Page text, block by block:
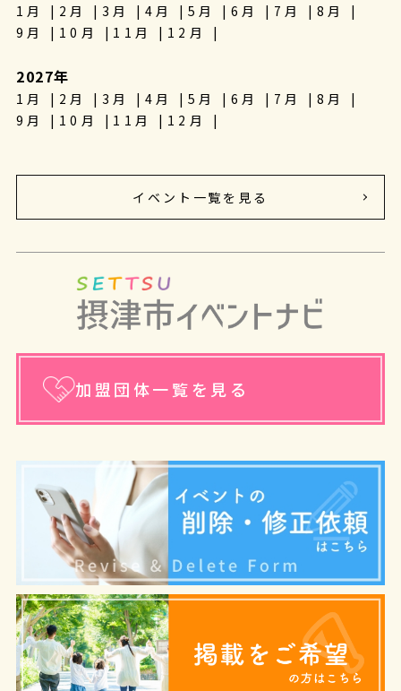
1月 2月 3月 4月 5月 6月 7月
8月
9月
10月 11月 12月
2027年
1月 2月 3月 4月 5月 6月 7月
8月
9月
10月 11月 12月
イベント一覧を見る
加盟団体一覧を見る